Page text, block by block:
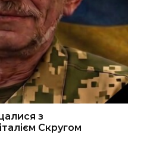
з
Скругом